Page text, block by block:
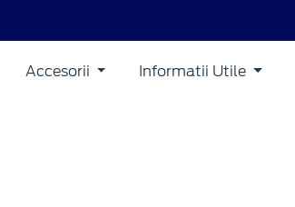
Accesorii Informatii Utile